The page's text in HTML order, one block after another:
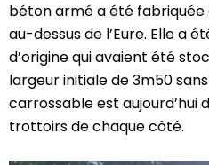
béton armé a été fabriquée
au-dessus de l’Eure. Elle a
d’origine qui avaient été
largeur initiale de 3m50
carrossable est aujourd’hui
trottoirs de chaque côté.